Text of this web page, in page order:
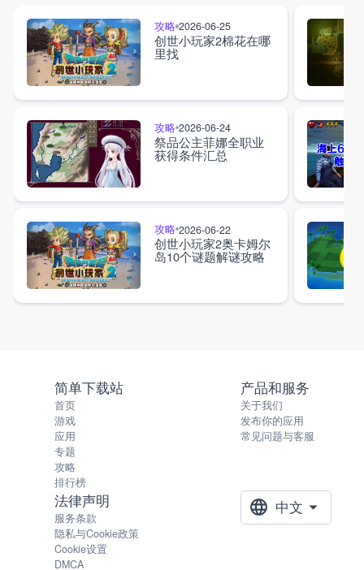
攻略 2026-06-25
创世小玩家2棉花在哪
里找
攻略 2026-06-24
祭品公主菲娜全职业
获得条件汇总
攻略 2026-06-22
创世小玩家2奥卡姆尔
岛10个谜题解谜攻略
简单下载站
首页
游戏
应用
专题
攻略
排行榜
产品和服务
关于我们
发布你的应用
常见问题与客服
法律声明
服务条款
隐私与Cookie政策
Cookie设置
DMCA
中文